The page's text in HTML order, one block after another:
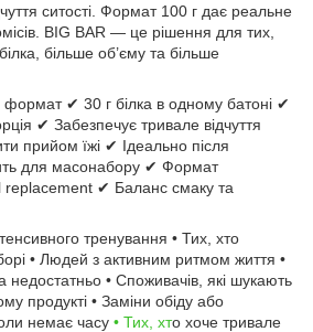
ситості. Формат 100 г дає реальне
BIG BAR — це рішення для тих,
більше об’єму та більше
✔ 30 г білка в одному батоні ✔
✔ Забезпечує тривале відчуття
прийом їжі ✔ Ідеально після
для масонабору ✔ Формат
replacement ✔ Баланс смаку та
тренування • Тих, хто
• Людей з активним ритмом життя •
недостатньо • Споживачів, які шукають
продукті • Заміни обіду або
немає часу • Тих, хто хоче тривале